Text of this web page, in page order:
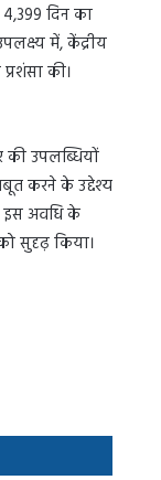
दिन का
में, केंद्रीय
की।
की उपलब्धियों
करने के उद्देश्य
इस अवधि के
सुदृढ़ किया।